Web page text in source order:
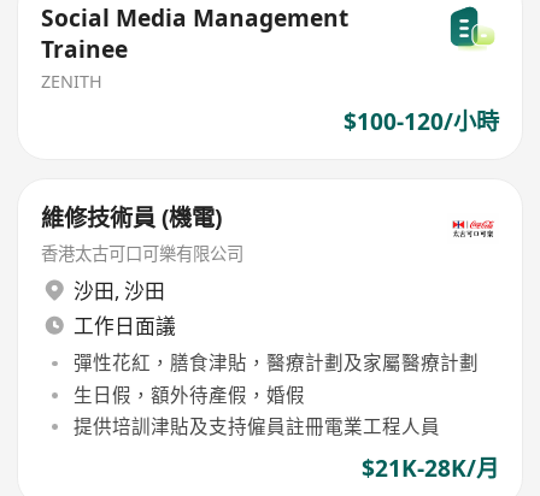
Social Media Management
Trainee
ZENITH
$100-120/小時
維修技術員 (機電)
香港太古可口可樂有限公司
沙田, 沙田
工作日面議
彈性花紅，膳食津貼，醫療計劃及家屬醫療計劃
生日假，額外待產假，婚假
提供培訓津貼及支持僱員註冊電業工程人員
$21K-28K/月